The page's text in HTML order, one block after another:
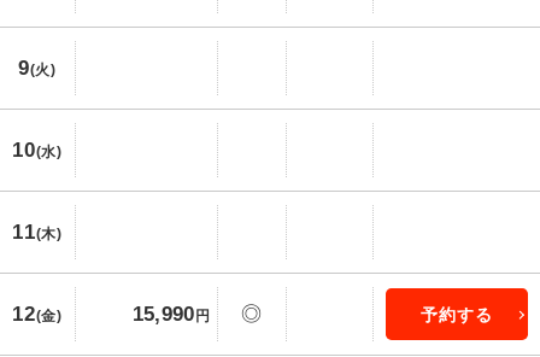
9(火)
10(水)
11(木)
12(金) 15,990 円 ◎ 予約する